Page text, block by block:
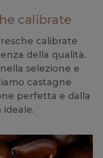
calibrate
calibrate
della qualità.
selezione e
castagne
perfetta e dalla
ideale.